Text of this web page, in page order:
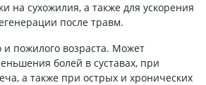
на сухожилия, а также для ускорения
после травм.
пожилого возраста. Может
болей в суставах, при
а также при острых и хронических